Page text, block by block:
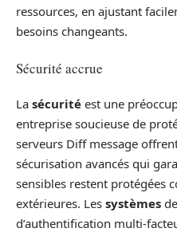
ressources, en ajustant
besoins changeants.
Sécurité accrue
La sécurité est une
entreprise soucieuse de
serveurs Diff message
sécurisation avancés qui
sensibles restent protégées
extérieures. Les systèmes
d’authentification multi-